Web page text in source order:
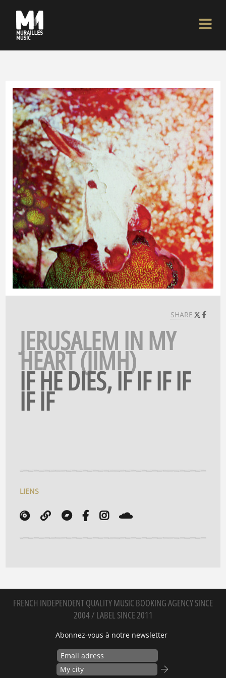
SHARE
JERUSALEM IN MY
HEART (JIMH)
IF HE DIES, IF IF IF IF
IF IF
LIENS
FRENCH INDEPENDENT QUALITY MUSIC BOOKING AGENCY SINCE
2004 / LABEL SINCE 2011
Abonnez-vous à notre newsletter